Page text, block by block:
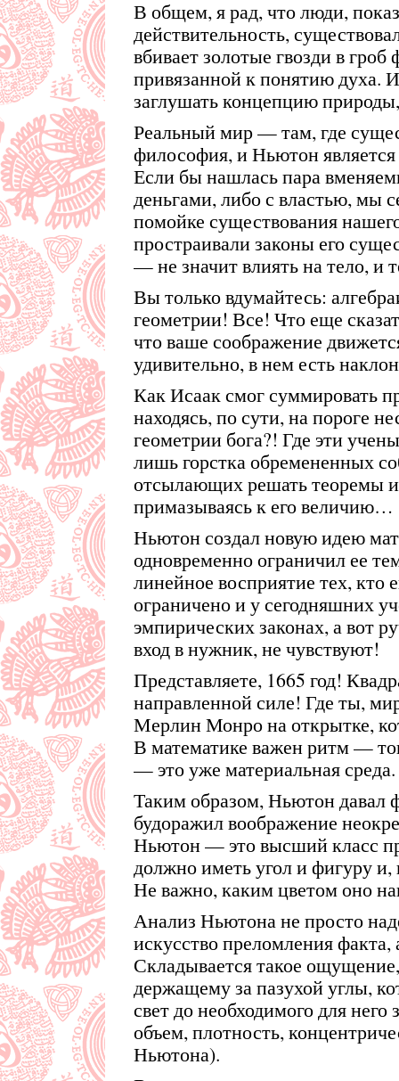
В общем, я рад, что люди,
действительность,
вбивает золотые гвозди в
привязанной к понятию духа.
заглушать концепцию
Реальный мир — там, где
философия, и Ньютон
Если бы нашлась пара
деньгами, либо с властью, мы
помойке существования
простраивали законы его
— не значит влиять на тело, и
Вы только вдумайтесь:
геометрии! Все! Что еще
что ваше соображение
удивительно, в нем есть
Как Исаак смог суммировать
находясь, по сути, на пороге
геометрии бога?! Где эти
лишь горстка обремененных
отсылающих решать теоремы
примазываясь к его величию…
Ньютон создал новую идею
одновременно ограничил ее
линейное восприятие тех, кто
ограничено и у сегодняшних
эмпирических законах, а вот
вход в нужник, не чувствуют!
Представляете, 1665 год!
направленной силе! Где ты,
Мерлин Монро на открытке,
В математике важен ритм —
— это уже материальная среда.
Таким образом, Ньютон давал
будоражил воображение
Ньютон — это высший класс
должно иметь угол и фигуру и,
Не важно, каким цветом оно
Анализ Ньютона не просто
искусство преломления факта,
Складывается такое
держащему за пазухой углы,
свет до необходимого для
объем, плотность,
Ньютона).